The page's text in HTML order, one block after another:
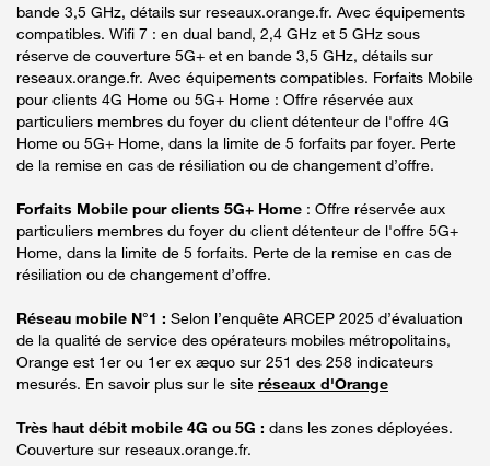
bande 3,5 GHz, détails sur reseaux.orange.fr. Avec équipements
compatibles. Wifi 7 : en dual band, 2,4 GHz et 5 GHz sous
réserve de couverture 5G+ et en bande 3,5 GHz, détails sur
reseaux.orange.fr. Avec équipements compatibles. Forfaits Mobile
pour clients 4G Home ou 5G+ Home : Offre réservée aux
particuliers membres du foyer du client détenteur de l'offre 4G
Home ou 5G+ Home, dans la limite de 5 forfaits par foyer. Perte
de la remise en cas de résiliation ou de changement d’offre.
Forfaits Mobile pour clients 5G+ Home : Offre réservée aux
particuliers membres du foyer du client détenteur de l'offre 5G+
Home, dans la limite de 5 forfaits. Perte de la remise en cas de
résiliation ou de changement d’offre.
Réseau mobile N°1 : Selon l’enquête ARCEP 2025 d’évaluation
de la qualité de service des opérateurs mobiles métropolitains,
Orange est 1er ou 1er ex æquo sur 251 des 258 indicateurs
mesurés. En savoir plus sur le site réseaux d'Orange
Très haut débit mobile 4G ou 5G : dans les zones déployées.
Couverture sur reseaux.orange.fr.